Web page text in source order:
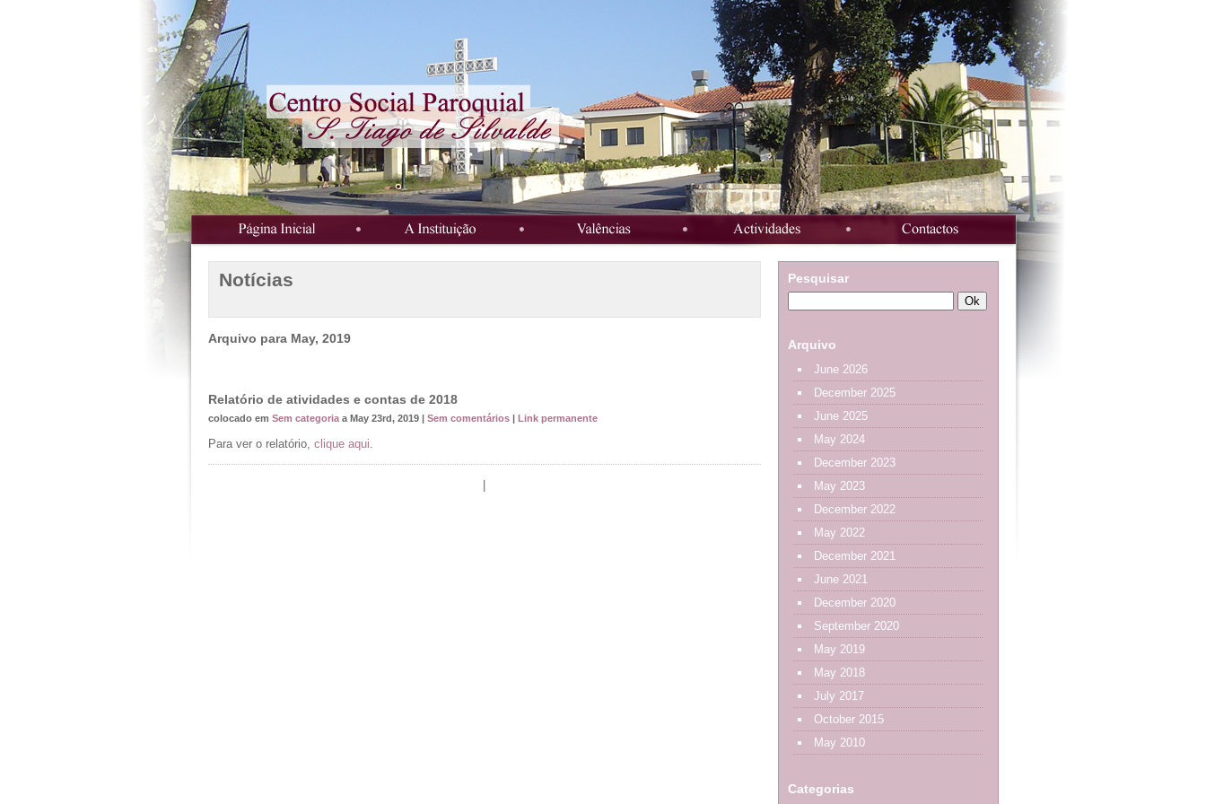
Notícias
Arquivo para May, 2019
Relatório de atividades e contas de 2018
colocado em Sem categoriaa May 23rd, 2019 | Sem comentários | Link permanente
Para ver o relatório, clique aqui.
Pesquisar
Arquivo
June 2026
December 2025
June 2025
May 2024
December 2023
May 2023
December 2022
May 2022
December 2021
June 2021
December 2020
September 2020
May 2019
May 2018
July 2017
October 2015
May 2010
Categorias